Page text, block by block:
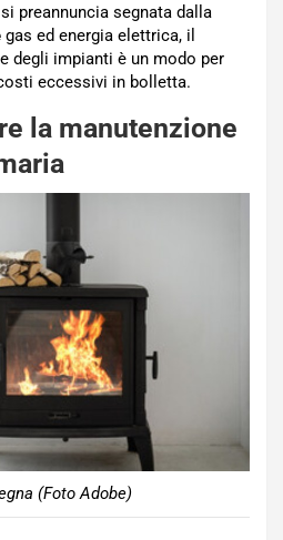
preannuncia segnata dalla
gas ed energia elettrica, il
degli impianti è un modo per
eccessivi in bolletta.
la manutenzione
(Foto Adobe)